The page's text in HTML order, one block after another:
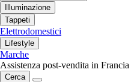
Illuminazione
Tappeti
Elettrodomestici
Lifestyle
Marche
Assistenza post-vendita in Francia
Cerca